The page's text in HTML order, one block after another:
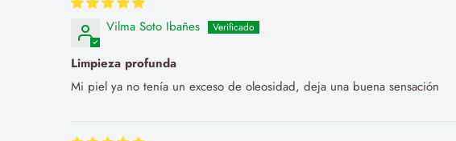
Vilma Soto Ibañes
Limpieza profunda
Mi piel ya no tenía un exceso de oleosidad, deja una buena sensación